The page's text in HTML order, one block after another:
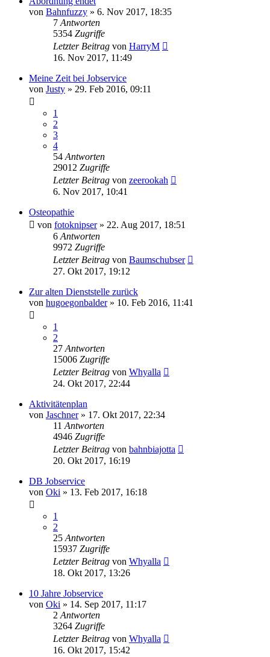
von Bahnfuzzy » 6. Nov 2017, 18:35
7 Antworten
5354 Zugriffe
Letzter Beitrag von HarryM
16. Nov 2017, 11:49
Meine Zeit bei Jobservice
von Justy » 29. Feb 2016, 09:11
1
2
3
4
54 Antworten
29012 Zugriffe
Letzter Beitrag von zeerookah
6. Nov 2017, 10:41
Osteopathie
von fotoknipser» 22. Aug 2017, 18:51
6 Antworten
9972 Zugriffe
Letzter Beitrag von Baumschubser
27. Okt 2017, 19:12
Zur alten Dienststelle zurück
von hugoegonbalder» 10. Feb 2016, 11:41
1
2
27 Antworten
15006 Zugriffe
Letzter Beitrag von Whyalla
24. Okt 2017, 22:44
Aktivitätenplan
von Jaschner» 17. Okt 2017, 22:34
11 Antworten
4946 Zugriffe
Letzter Beitrag von bahnbiajotta
20. Okt 2017, 16:19
DB Jobservice
von Oki » 13. Feb 2017, 16:18
1
2
25 Antworten
15937 Zugriffe
Letzter Beitrag von Whyalla
18. Okt 2017, 13:26
10 Jahre Jobservice
von Oki » 14. Sep 2017, 11:17
2 Antworten
3264 Zugriffe
Letzter Beitrag von Whyalla
16. Okt 2017, 15:42